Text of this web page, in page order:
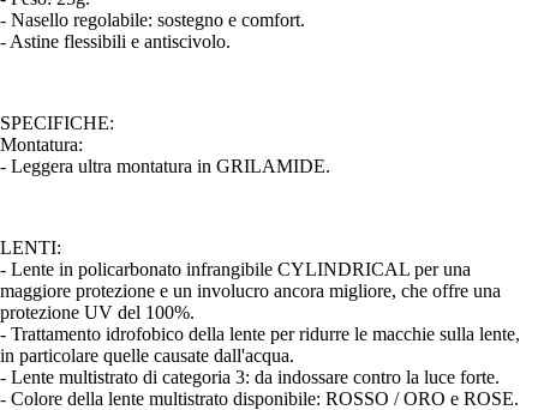
- Nasello regolabile: sostegno e comfort.
- Astine flessibili e antiscivolo.
SPECIFICHE:
Montatura:
- Leggera ultra montatura in GRILAMIDE.
LENTI:
- Lente in policarbonato infrangibile CYLINDRICAL per una
maggiore protezione e un involucro ancora migliore, che offre una
protezione UV del 100%.
- Trattamento idrofobico della lente per ridurre le macchie sulla lente,
in particolare quelle causate dall'acqua.
- Lente multistrato di categoria 3: da indossare contro la luce forte.
- Colore della lente multistrato disponibile: ROSSO / ORO e ROSE.